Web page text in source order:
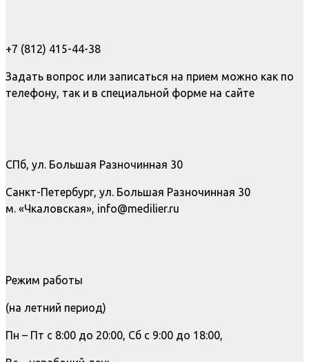
+7 (812) 415-44-38
Задать вопрос или записаться на прием можно как по
телефону, так и в специальной форме на сайте
СПб, ул. Большая Разночинная 30
Санкт-Петербург, ул. Большая Разночинная 30
м. «Чкаловская», info@medilier.ru
Режим работы
(на летний период)
Пн – Пт с 8:00 до 20:00, Сб с 9:00 до 18:00,